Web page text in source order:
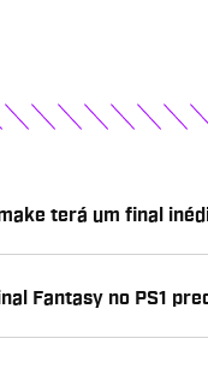
terá um final
Fantasy no PS1